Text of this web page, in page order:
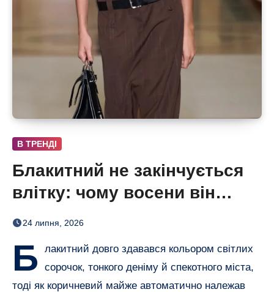
В ТРЕНДІ
Блакитний не закінчується
влітку: чому восени він
перейде до шоколадного
24 липня, 2026
Б
лакитний довго здавався кольором світлих
сорочок, тонкого деніму й спекотного міста,
тоді як коричневий майже автоматично належав